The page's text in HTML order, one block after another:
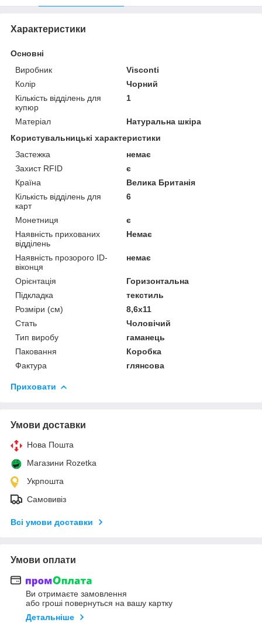
Характеристики
Основні
Виробник
Visconti
Колір
Чорний
Кількість відділень для
купюр
1
Матеріал
Натуральна шкіра
Користувальницькі характеристики
Застежка
немає
Захист RFID
є
Країна
Велика Британія
Кількість відділень для
карт
6
Монетниця
є
Наявність прихованих
відділень
Немає
Наявність прозорого ID-
віконця
немає
Орієнтація
Горизонтальна
Підкладка
текстиль
Розміри (см)
8,6x11
Стать
Чоловічий
Тип виробу
гаманець
Паковання
Коробка
Фактура
глянсова
Приховати
Умови доставки
Нова Пошта
Магазини Rozetka
Укрпошта
Самовивіз
Всі умови доставки
Умови оплати
Ви отримаєте замовлення
або гроші повернуться на вашу картку
Детальніше